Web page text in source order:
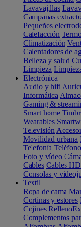
Lavavajillas
Campanas
Pequeños
Calefacción
Climatización
Calentadores de
Belleza y salud
Limpieza
Electrónica
Audio y hifi
Informática
Gaming &
Smart home
Wearables
Televisión
Movilidad urbana
Telefonía
Foto y vídeo
Cables Cables
Consolas y
Textil
Ropa de cama
Cortinas y estores
Cojines Relleno
Complementos